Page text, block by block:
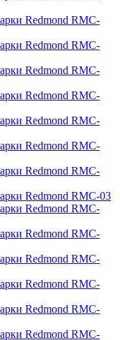
Redmond RMC-
Redmond RMC-
Redmond RMC-
Redmond RMC-
Redmond RMC-
Redmond RMC-
Redmond RMC-
Redmond RMC-03
Redmond RMC-
Redmond RMC-
Redmond RMC-
Redmond RMC-
Redmond RMC-
Redmond RMC-